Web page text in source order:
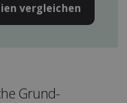
ver­gleichen
Grund­